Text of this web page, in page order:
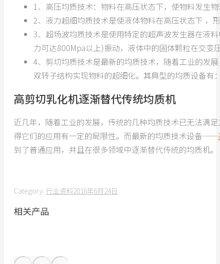
1、高压均质技术：物料在高压状态下，使物料发生
2、液力超细均质技术是使液体物料在高压状态下 ，
3、超场波均质技术是使用特定的超声波发生器在液
力可达800Mpa以上)振动，液体中的固体颗粒在交变
4、剪切均质技术是最新的均质技术，随着工业的发
双转子结构实现物料的超细化。其典型的均质设备有
高剪切乳化机逐渐替代传统均质机
近几年，随着工业的发展，传统的几种均质技术已无法满
得它们的应用有一定的局限性。而最新的均质技术设备——
到了普通应用，并且在很多领域中逐渐替代传统的均质机。
Category: 行业资料2016年6月24日
相关产品